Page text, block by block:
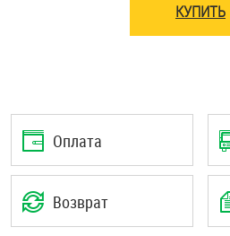
Саморезы и шурупы
Такелаж
Хомуты
Шайбы
КУПИТЬ
Оплата
Возврат